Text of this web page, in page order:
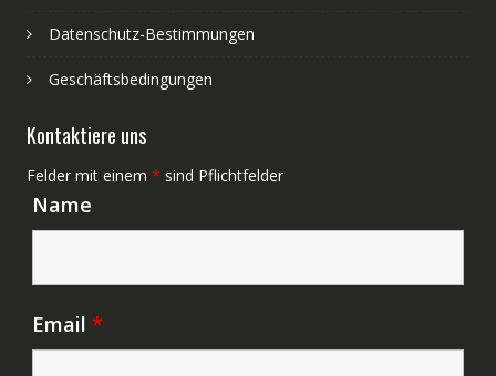
Datenschutz-Bestimmungen
Geschäftsbedingungen
Kontaktiere uns
Felder mit einem * sind Pflichtfelder
Name
Email *